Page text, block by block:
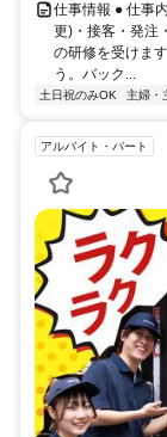
仕事情報 ● 仕事
更)・接客・発注
の研修を受けま
う。バック...
土日祝のみOK 主婦・
アルバイト・パート